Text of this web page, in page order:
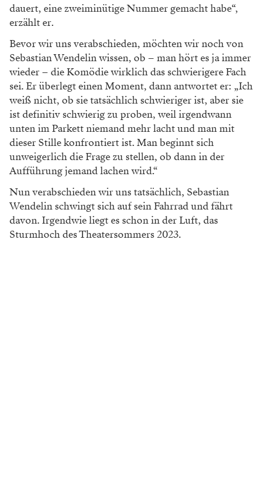
dauert, eine zweiminütige Nummer gemacht habe“,
erzählt er.
Bevor wir uns verabschieden, möchten wir noch von
Sebastian Wendelin wissen, ob – man hört es ja immer
wieder – die Komödie wirklich das schwierigere Fach
sei. Er überlegt einen Moment, dann antwortet er: „Ich
weiß nicht, ob sie tatsächlich schwieriger ist, aber sie
ist definitiv schwierig zu proben, weil irgendwann
unten im Parkett niemand mehr lacht und man mit
dieser Stille konfrontiert ist. Man beginnt sich
unweigerlich die Frage zu stellen, ob dann in der
Aufführung jemand lachen wird.“
Nun verabschieden wir uns tatsächlich, Sebastian
Wendelin schwingt sich auf sein Fahrrad und fährt
davon. Irgendwie liegt es schon in der Luft, das
Sturmhoch des Theatersommers 2023.